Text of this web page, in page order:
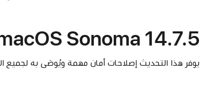
Sonoma 14.7.5
يوفر هذا التحديث إصلاحات أمان مهمة ويُوصَى به لجميع